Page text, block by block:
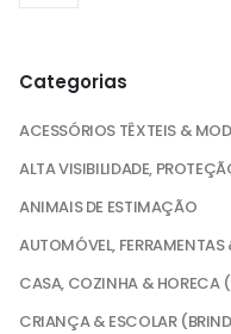
Categorias
ACESSÓRIOS TÊXTEIS &
ALTA VISIBILIDADE,
ANIMAIS DE ESTIMAÇÃO
AUTOMÓVEL,
CASA, COZINHA & HORECA
CRIANÇA & ESCOLAR